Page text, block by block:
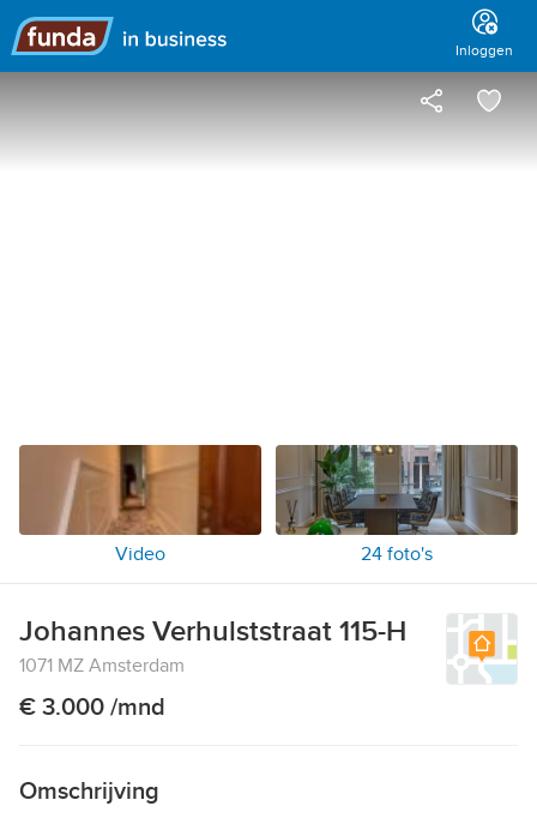
Hoofdmenu
Inloggen
Video 24 foto's
Johannes Verhulststraat 115-H
1071 MZ Amsterdam
€ 3.000 /mnd
Omschrijving